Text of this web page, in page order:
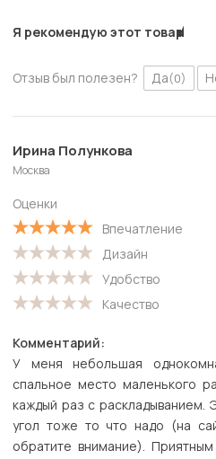
Я рекомендую этот товар
Отзыв был полезен? Да(0)
Ирина Полункова
Москва
Оценки
Впечатление
Дизайн
Удобство
Качество
Комментарий:
У меня небольшая
спальное место маленького
каждый раз с раскладыванием.
угол тоже то что надо (на
обратите внимание).